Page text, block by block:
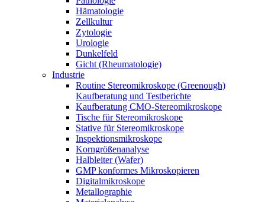
Hämatologie
Zellkultur
Zytologie
Urologie
Dunkelfeld
Gicht (Rheumatologie)
Industrie
Routine Stereomikroskope (Greenough)
Kaufberatung und Testberichte
Kaufberatung CMO-Stereomikroskope
Tische für Stereomikroskope
Stative für Stereomikroskope
Inspektionsmikroskope
Korngrößenanalyse
Halbleiter (Wafer)
GMP konformes Mikroskopieren
Digitalmikroskope
Metallographie